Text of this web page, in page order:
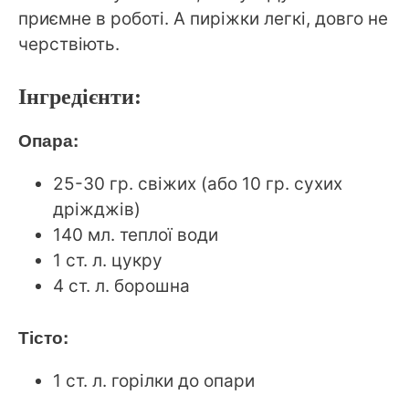
приємне в роботі. А пиріжки легкі, довго не
черствіють.
Інгредієнти:
Опара:
25-30 гр. свіжих (або 10 гр. сухих
дріжджів)
140 мл. теплої води
1 ст. л. цукру
4 ст. л. борошна
Тісто:
1 ст. л. горілки до опари